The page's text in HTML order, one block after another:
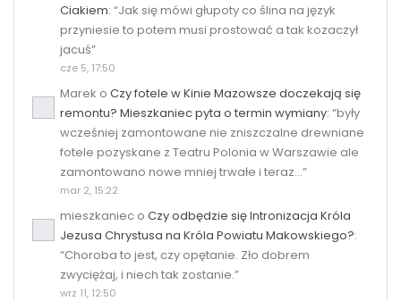
Ciakiem: “Jak się mówi głupoty co ślina na język
przyniesie to potem musi prostować a tak kozaczył
jacuś”
cze 5, 17:50
Marek o Czy fotele w Kinie Mazowsze doczekają się
remontu? Mieszkaniec pyta o termin wymiany: “były
wcześniej zamontowane nie zniszczalne drewniane
fotele pozyskane z Teatru Polonia w Warszawie ale
zamontowano nowe mniej trwałe i teraz…”
mar 2, 15:22
mieszkaniec o Czy odbędzie się Intronizacja Króla
Jezusa Chrystusa na Króla Powiatu Makowskiego?:
“Choroba to jest, czy opętanie. Zło dobrem
zwyciężaj, i niech tak zostanie.”
wrz 11, 12:50